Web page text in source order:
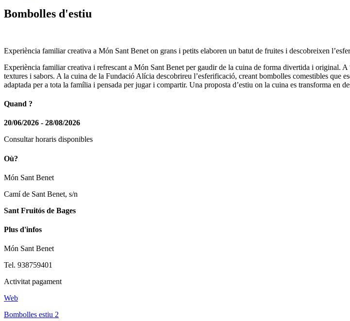
Bombolles d'estiu
Experiència familiar creativa a Món Sant Benet on grans i petits elaboren un batut de fruites i descobreixen
Experiència familiar creativa i refrescant a Món Sant Benet per gaudir de la cuina de forma divertida i original.
textures i sabors. A la cuina de la Fundació Alícia descobrireu l’esferificació, creant bombolles comestibles que
adaptada per a tota la família i pensada per jugar i compartir. Una proposta d’estiu on la cuina es transforma en
Quand ?
20/06/2026 - 28/08/2026
Consultar horaris disponibles
Où?
Món Sant Benet
Camí de Sant Benet, s/n
Sant Fruitós de Bages
Plus d'infos
Món Sant Benet
Tel. 938759401
Activitat pagament
Web
Bombolles estiu 2